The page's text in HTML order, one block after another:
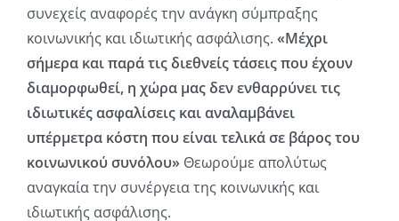
συνεχείς αναφορές την ανάγκη σύμπραξης
κοινωνικής και ιδιωτικής ασφάλισης. «Μέχρι
σήμερα και παρά τις διεθνείς τάσεις που έχουν
διαμορφωθεί, η χώρα μας δεν ενθαρρύνει τις
ιδιωτικές ασφαλίσεις και αναλαμβάνει
υπέρμετρα κόστη που είναι τελικά σε βάρος του
κοινωνικού συνόλου» Θεωρούμε απολύτως
αναγκαία την συνέργεια της κοινωνικής και
ιδιωτικής ασφάλισης.